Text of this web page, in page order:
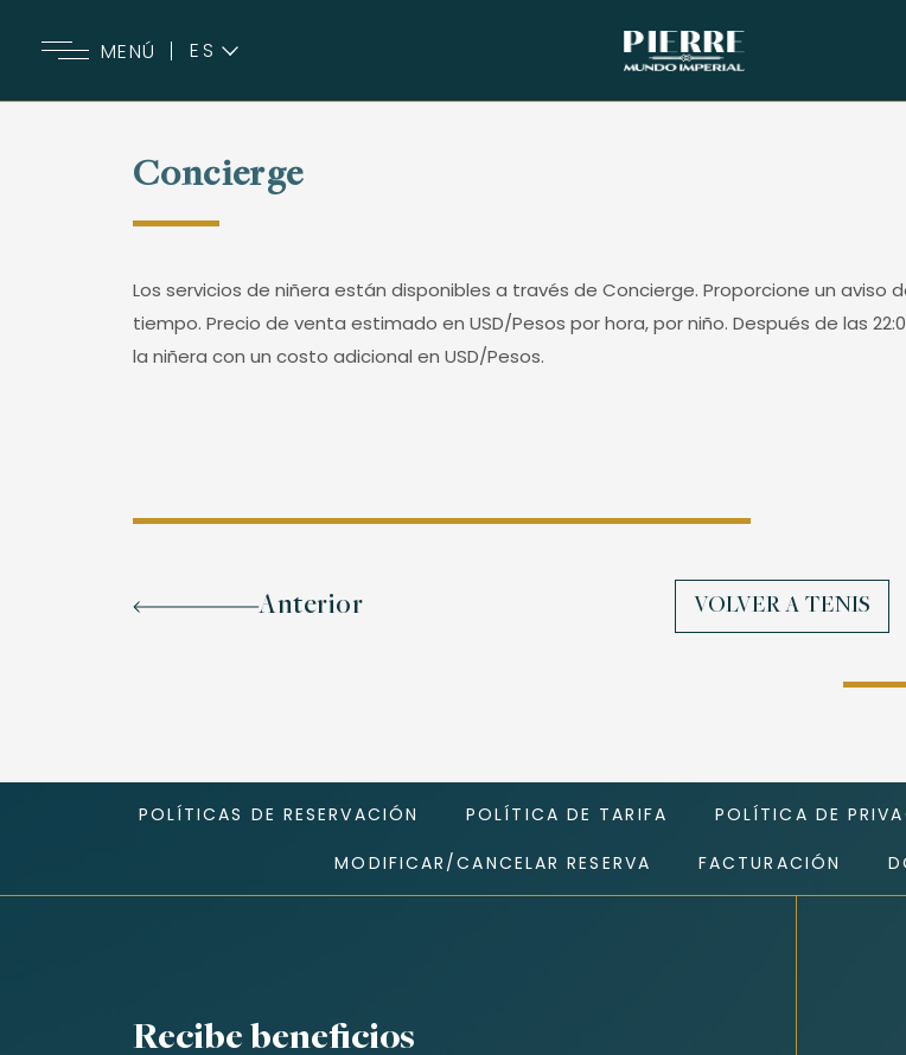
MENÚ
ES
Concierge
Los servicios de niñera están disponibles a través de Concierge. Proporcione un aviso
tiempo. Precio de venta estimado en USD/Pesos por hora, por niño. Después de las
la niñera con un costo adicional en USD/Pesos.
Anterior VOLVER A TENIS
POLÍTICAS DE RESERVACIÓN POLÍTICA DE TARIFA POLÍTICA DE
MODIFICAR/CANCELAR RESERVA FACTURACIÓN
Recibe beneficios